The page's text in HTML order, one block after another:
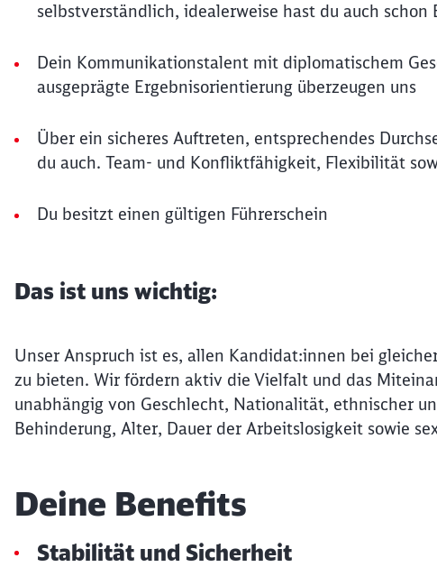
selbstverständlich, idealerweise hast du auch
Dein Kommunikationstalent mit diplomatischem
ausgeprägte Ergebnisorientierung überzeugen uns
Über ein sicheres Auftreten, entsprechendes
du auch. Team- und Konfliktfähigkeit, Flexibilität
Du besitzt einen gültigen Führerschein
Das ist uns wichtig:
Unser Anspruch ist es, allen Kandidat:innen bei
zu bieten. Wir fördern aktiv die Vielfalt und das
unabhängig von Geschlecht, Nationalität, ethnischer
Behinderung, Alter, Dauer der Arbeitslosigkeit sowie
Deine Benefits
Stabilität und Sicherheit